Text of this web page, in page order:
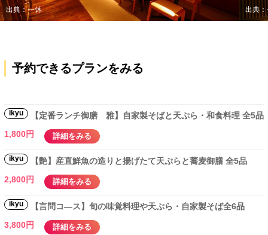
出典：一休 出典
予約できるプランをみる
ikyu
【定番ランチ御膳 雅】自家製そばと天ぷら・和食料理 全5品
1,800円
詳細をみる
ikyu
【艶】産直鮮魚の造りと揚げたて天ぷらと蕎麦御膳 全5品
2,800円
詳細をみる
ikyu
【言問コ―ス】旬の味覚料理や天ぷら・自家製そば全6品
3,800円
詳細をみる